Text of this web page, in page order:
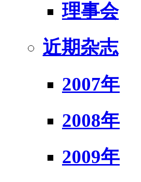
理事会
近期杂志
2007年
2008年
2009年